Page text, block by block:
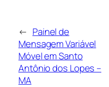
← Painel de
Mensagem Variável
Móvel em Santo
Antônio dos Lopes –
MA